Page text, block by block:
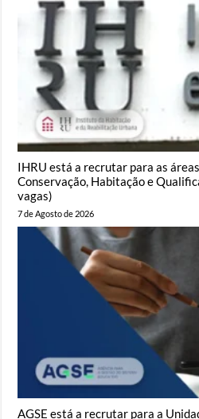
IHRU está a recrutar para as
Conservação, Habitação e
vagas)
7 de Agosto de 2026
AGSE está a recrutar para a